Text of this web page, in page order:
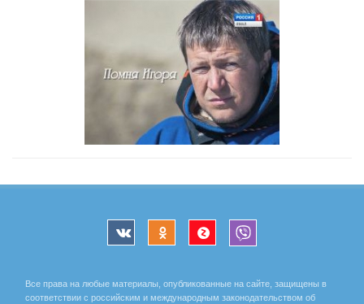
Все права на любые материалы, опубликованные на сайте, защищены в
соответствии с российским и международным законодательством об